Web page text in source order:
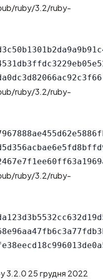
ruby/3.2/ruby-
ruby/3.2/ruby-
ruby/3.2/ruby-
3.2.0 25 грудня 2022